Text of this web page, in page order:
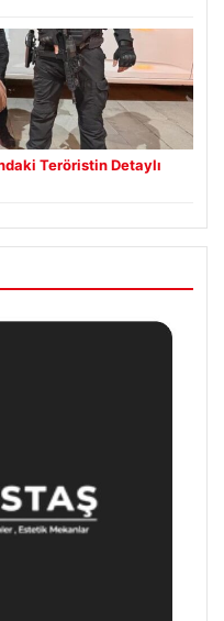
Teröristin Detaylı